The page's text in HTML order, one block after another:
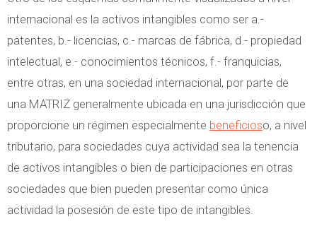
internacional es la activos intangibles como ser a.-
patentes, b.- licencias, c.- marcas de fábrica, d.- propiedad
intelectual, e.- conocimientos técnicos, f.- franquicias,
entre otras, en una sociedad internacional, por parte de
una MATRIZ generalmente ubicada en una jurisdicción que
proporcione un régimen especialmente beneficioso, a nivel
tributario, para sociedades cuya actividad sea la tenencia
de activos intangibles o bien de participaciones en otras
sociedades que bien pueden presentar como única
actividad la posesión de este tipo de intangibles.